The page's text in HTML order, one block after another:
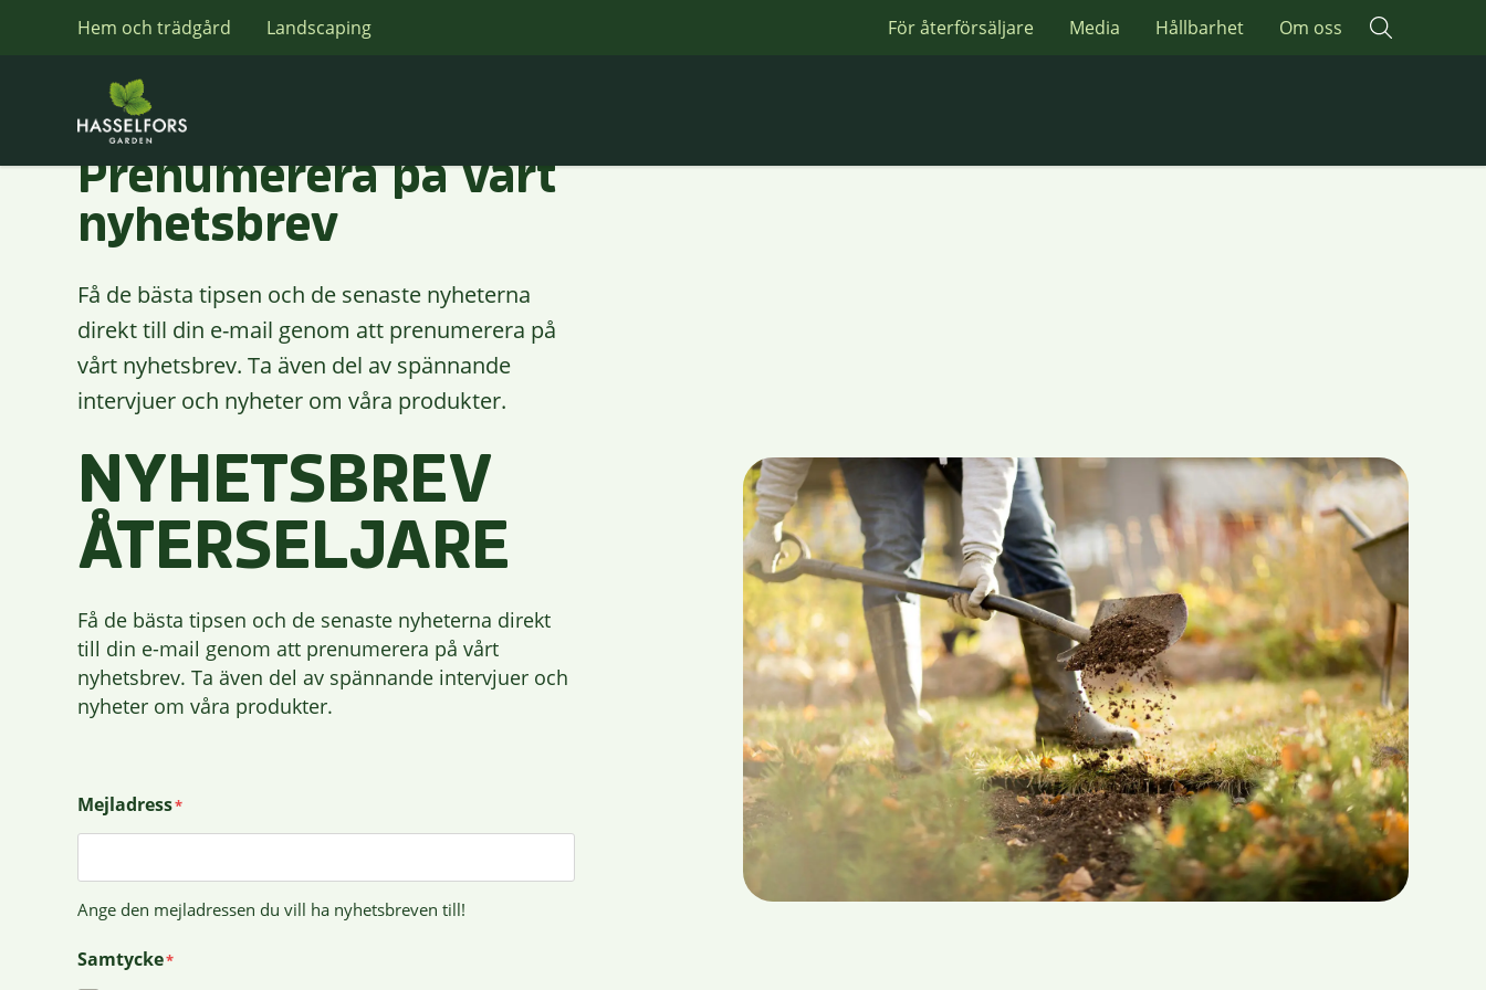
Hem och trädgård Landscaping För återförsäljare Media Hållbarhet Om oss
Prenumerera på vårt
nyhetsbrev
Få de bästa tipsen och de senaste nyheterna
direkt till din e-mail genom att prenumerera på
vårt nyhetsbrev. Ta även del av spännande
intervjuer och nyheter om våra produkter.
NYHETSBREV
ÅTERSELJARE
Få de bästa tipsen och de senaste nyheterna direkt
till din e-mail genom att prenumerera på vårt
nyhetsbrev. Ta även del av spännande intervjuer och
nyheter om våra produkter.
Mejladress*
Ange den mejladressen du vill ha nyhetsbreven till!
Samtycke*